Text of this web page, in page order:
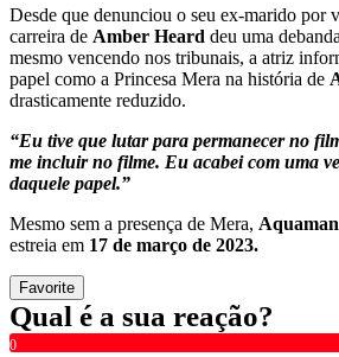
Desde que denunciou o seu ex-marido por
carreira de Amber Heard deu uma
mesmo vencendo nos tribunais, a atriz
papel como a Princesa Mera na história de
drasticamente reduzido.
“Eu tive que lutar para permanecer no
me incluir no filme. Eu acabei com uma
daquele papel.”
Mesmo sem a presença de Mera,
estreia em 17 de março de 2023.
Favorite
Qual é a sua reação?
0